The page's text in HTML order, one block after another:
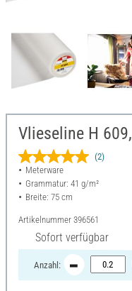
Vlieseline H
(2)
Meterware
Grammatur: 41 g/m²
Breite: 75 cm
Artikelnummer 396561
Sofort verfügbar
Anzahl: